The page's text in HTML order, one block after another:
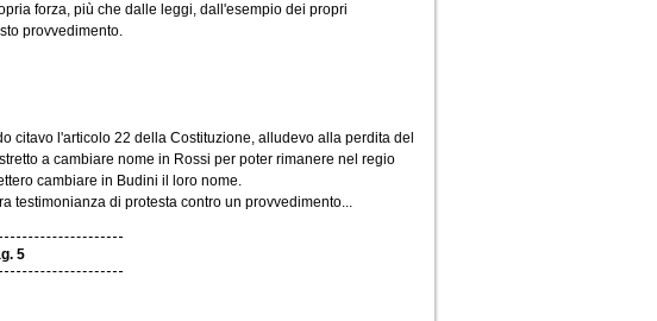
forza, più che dalle leggi, dall'esempio dei propri
provvedimento.
citavo l'articolo 22 della Costituzione, alludevo alla perdita del
a cambiare nome in Rossi per poter rimanere nel regio
cambiare in Budini il loro nome.
testimonianza di protesta contro un provvedimento...
5